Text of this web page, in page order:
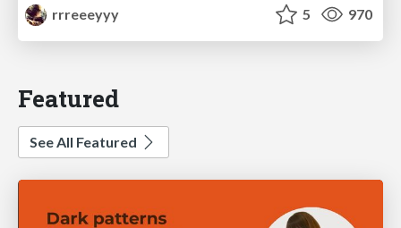
rrreeeyyy
5 970
Featured
See All Featured